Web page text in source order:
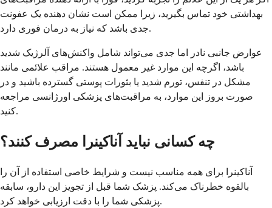
بهداشتی خود تماس بگیرید، زیرا ممکن است نشان دهنده یک عفونت
جدی باشد که نیاز به درمان فوری دارد.
عوارض جانبی نادر اما جدی می‌تواند شامل واکنش‌های آلرژیک شدید
باشد، اگرچه این موارد غیر معمول هستند. مراقب علائمی مانند
مشکل در تنفس، تورم شدید یا بثورات پوستی گسترده باشید و در
صورت بروز این موارد، به مراقبت‌های پزشکی اورژانسی مراجعه
کنید.
چه کسانی نباید آناکینرا مصرف کنند؟
آناکینرا برای همه مناسب نیست و شرایط خاصی استفاده از آن را
بالقوه خطرناک می‌کند. پزشک شما قبل از تجویز این دارو، سابقه
پزشکی شما را با دقت ارزیابی خواهد کرد.